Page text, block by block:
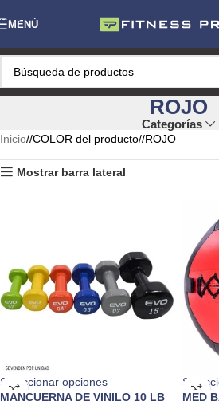
Skip to navigation
Skip to main content
MENÚ
ROJO
Categorías
Inicio/ COLOR del producto/ ROJO
Mostrar barra lateral
Seleccionar opciones
MANCUERNA DE VINILO 10 LB
MED